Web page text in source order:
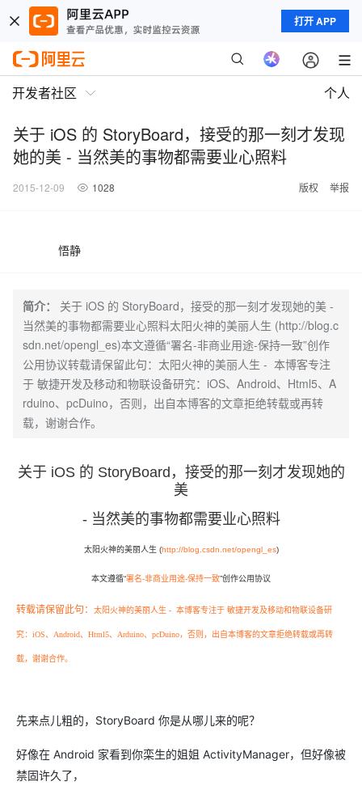
打开 APP
开发者社区 个人
关于 iOS 的 StoryBoard，接受的那一刻才发现
她的美 - 当然美的事物都需要业心照料
2015-12-09 1028 版权 举报
悟静
简介：
关于 iOS 的 StoryBoard，接受的那一刻才发现她的美 -
当然美的事物都需要业心照料太阳火神的美丽人生 (http://blog.c
sdn.net/opengl_es)本文遵循“署名-非商业用途-保持一致”创作
公用协议转载请保留此句：太阳火神的美丽人生 - 本博客专注
于 敏捷开发及移动和物联设备研究：iOS、Android、Html5、A
rduino、pcDuino，否则，出自本博客的文章拒绝转载或再转
载，谢谢合作。
关于 iOS 的 StoryBoard，接受的那一刻才发现她的
美
- 当然美的事物都需要业心照料
太阳火神的美丽人生 (http://blog.csdn.net/opengl_es)
本文遵循“署名-非商业用途-保持一致”创作公用协议
转载请保留此句： 太阳火神的美丽人生 - 本博客专注于 敏捷开发及移动和物联设备研
究：iOS、Android、Html5、Arduino、pcDuino， 否则，出自本博客的文章拒绝转载或再转
载，谢谢合作。
先来点儿粗的，StoryBoard 你是从哪儿来的呢？
好像在 Android 家看到你栾生的姐姐 ActivityManager，但好像被
禁固许久了，